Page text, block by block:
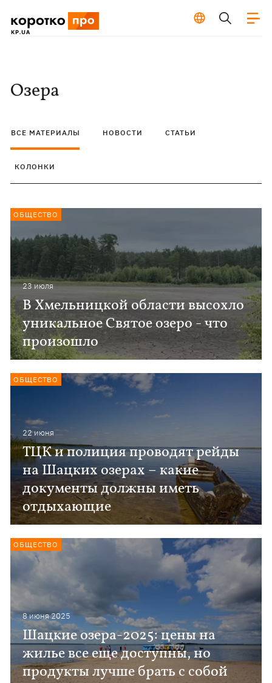
Озера
ВСЕ МАТЕРИАЛЫ НОВОСТИ СТАТЬИ
КОЛОНКИ
23 июля
В Хмельницкой области высохло
уникальное Святое озеро - что
произошло
ОБЩЕСТВО
22 июня
ТЦК и полиция проводят рейды
на Шацких озерах – какие
документы должны иметь
отдыхающие
ОБЩЕСТВО
8 июня 2025
Шацкие озера-2025: цены на
жилье все еще доступны, но
продукты лучше брать с собой
ОБЩЕСТВО